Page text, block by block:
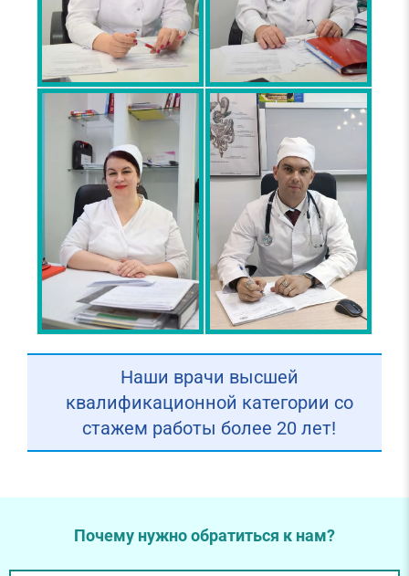
Наши врачи высшей
квалификационной категории со
стажем работы более 20 лет!
Почему нужно обратиться к нам?